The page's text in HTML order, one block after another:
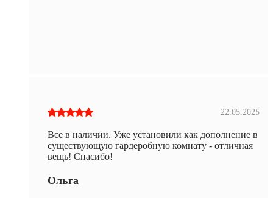
22.05.2025
Все в наличии. Уже установили как дополнение в
существующую гардеробную комнату - отличная
вещь! Спасибо!
Ольга